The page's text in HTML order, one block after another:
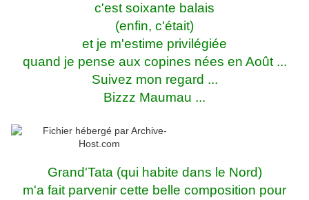
c'est soixante balais
(enfin, c'était)
et je m'estime privilégiée
quand je pense aux copines nées en Août ...
Suivez mon regard ...
Bizzz Maumau ...
Grand'Tata (qui habite dans le Nord)
m'a fait parvenir cette belle composition pour